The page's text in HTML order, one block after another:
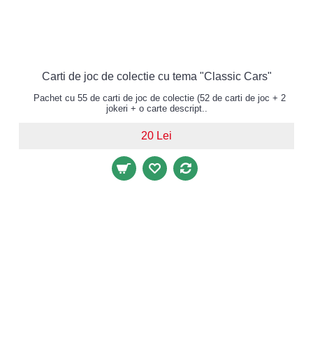
Carti de joc de colectie cu tema "Classic Cars"
Pachet cu 55 de carti de joc de colectie (52 de carti de joc + 2
jokeri + o carte descript..
20 Lei